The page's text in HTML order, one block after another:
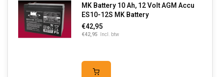
MK Battery 10 Ah, 12 Volt AGM Accu
ES10-12S MK Battery
€42,95
€42,95 Incl. btw